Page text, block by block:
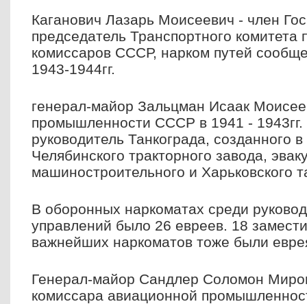
Каганович Лазарь Моисеевич - член
председатель Транспортного
комиссаров СССР, нарком путей
1943-1944гг.
генерал-майор Зальцман Исаак
промышленности СССР в 1941 - 1943гг.
руководитель Танкограда, созданного
Челябинского тракторного завода,
машиностроительного и Харьковского
В оборонных наркоматах среди
управлений было 26 евреев. 18
важнейших наркоматов тоже были
Генерал-майор Сандлер Соломон
комиссара авиационной